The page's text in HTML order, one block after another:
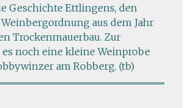
Geschichte Ettlingens, den
aus dem Jahr
Trockenmauerbau. Zur
noch eine kleine Weinprobe
am Robberg. (tb)